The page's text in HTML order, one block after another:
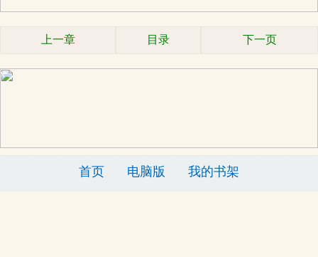
上一章 目录 下一页
x
首页 电脑版 我的书架